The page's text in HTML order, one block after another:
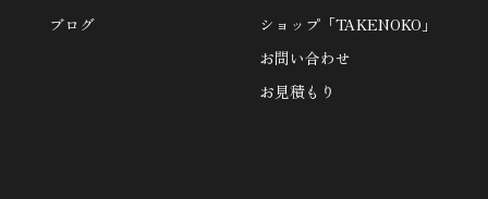
ブログ
ショップ「TAKENOKO」
お問い合わせ
お見積もり